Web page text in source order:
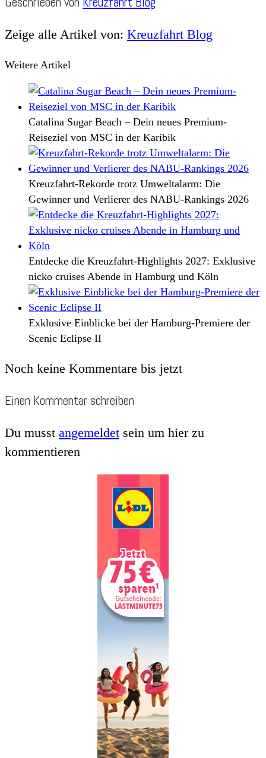
Zeige alle Artikel von: Kreuzfahrt Blog
Weitere Artikel
Catalina Sugar Beach – Dein neues Premium-
Reiseziel von MSC in der Karibik
Kreuzfahrt-Rekorde trotz Umweltalarm: Die
Gewinner und Verlierer des NABU-Rankings 2026
Entdecke die Kreuzfahrt-Highlights 2027: Exklusive
nicko cruises Abende in Hamburg und Köln
Exklusive Einblicke bei der Hamburg-Premiere der
Scenic Eclipse II
Noch keine Kommentare bis jetzt
Einen Kommentar schreiben
Du musst angemeldet sein um hier zu
kommentieren